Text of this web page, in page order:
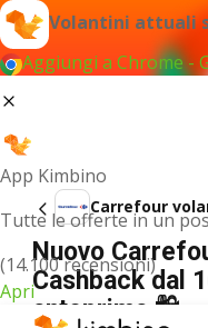
Volantini attuali
Aggiungi a Chrome -
App Kimbino
Tutte le offerte in un
(14.100 recensioni)
Apri
Carrefour
Nuovo
Cashback dal
anteprima 🛍️